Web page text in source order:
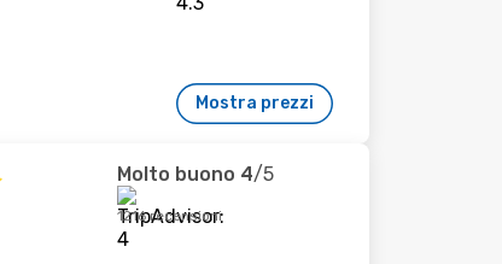
Mostra prezzi
Molto buono 4/5
1216 recensioni